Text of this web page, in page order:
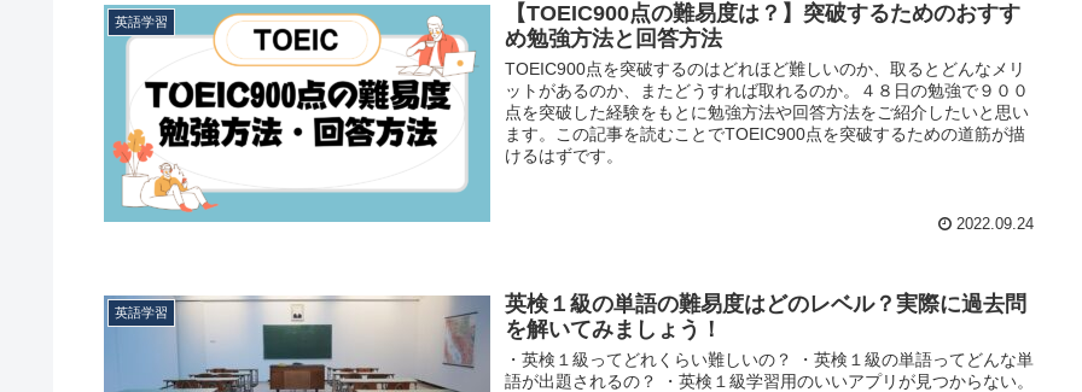
英語学習
【TOEIC900点の難易度は？】突破するためのおすす
め勉強方法と回答方法
TOEIC900点を突破するのはどれほど難しいのか、取るとどんなメリ
ットがあるのか、またどうすれば取れるのか。４８日の勉強で９００
点を突破した経験をもとに勉強方法や回答方法をご紹介したいと思い
ます。この記事を読むことでTOEIC900点を突破するための道筋が描
けるはずです。
2022.09.24
英語学習
英検１級の単語の難易度はどのレベル？実際に過去問
を解いてみましょう！
・英検１級ってどれくらい難しいの？ ・英検１級の単語ってどんな単
語が出題されるの？ ・英検１級学習用のいいアプリが見つからない。